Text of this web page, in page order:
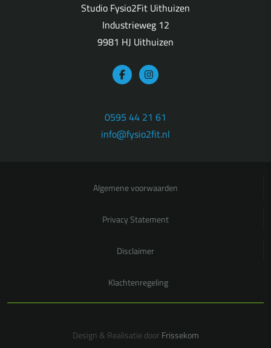
Studio Fysio2Fit Uithuizen
Industrieweg 12
9981 HJ Uithuizen
0595 44 21 61
info@fysio2fit.nl
Algemene voorwaarden
Privacy Statement
Disclaimer
Klachtenregeling
Design & Realisatie doorFrissekom